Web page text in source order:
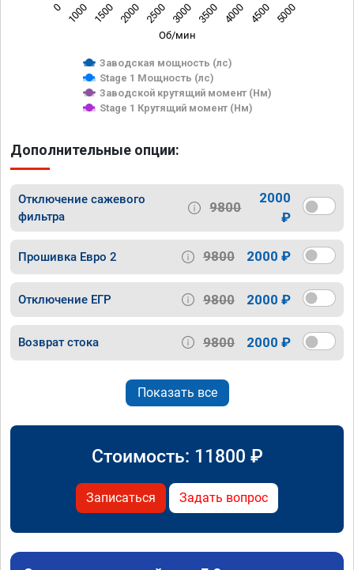
Об/мин
Заводская мощность (лс)
Stage 1 Мощность (лс)
Заводской крутящий момент (Нм)
Stage 1 Крутящий момент (Нм)
0 1000 1500 2000 2500 3000 3500 4000 4500 5000
Дополнительные опции:
Отключение сажевого
фильтра
9800
2000
₽
Прошивка Евро 2 9800 2000 ₽
Отключение ЕГР 9800 2000 ₽
Возврат стока 9800 2000 ₽
Показать все
Стоимость: 11800 ₽
Записаться Задать вопрос